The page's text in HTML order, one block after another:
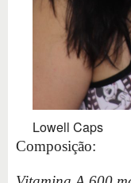
Lowell Caps
Composição: